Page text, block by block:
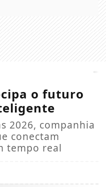
o futuro
2026, companhia
conectam
tempo real